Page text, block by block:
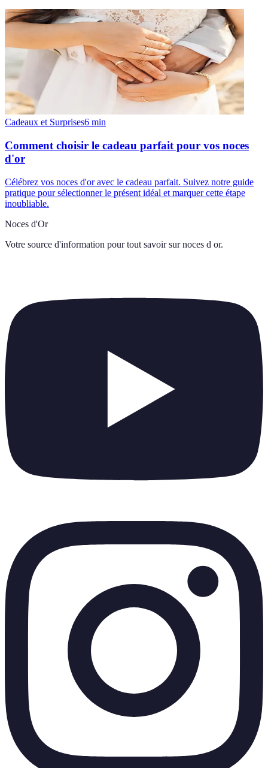
Cadeaux et Surprises6 min
Comment choisir le cadeau parfait pour vos noces
d'or
Célébrez vos noces d'or avec le cadeau parfait. Suivez notre guide
pratique pour sélectionner le présent idéal et marquer cette étape
inoubliable.
Noces d'Or
Votre source d'information pour tout savoir sur noces d or.